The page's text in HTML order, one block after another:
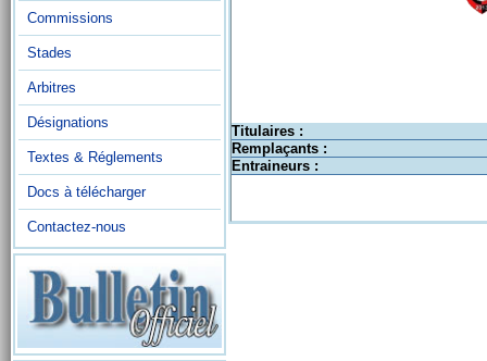
Commissions
Stades
Arbitres
Désignations
Textes & Réglements
Docs à télécharger
Contactez-nous
Titulaires :
Remplaçants :
Entraineurs :